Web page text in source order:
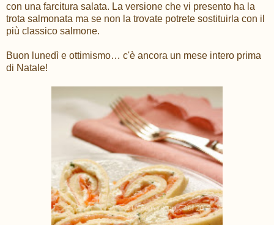
con una farcitura salata. La versione che vi presento ha la
trota salmonata ma se non la trovate potrete sostituirla con il
più classico salmone.
Buon lunedì e ottimismo… c'è ancora un mese intero prima
di Natale!